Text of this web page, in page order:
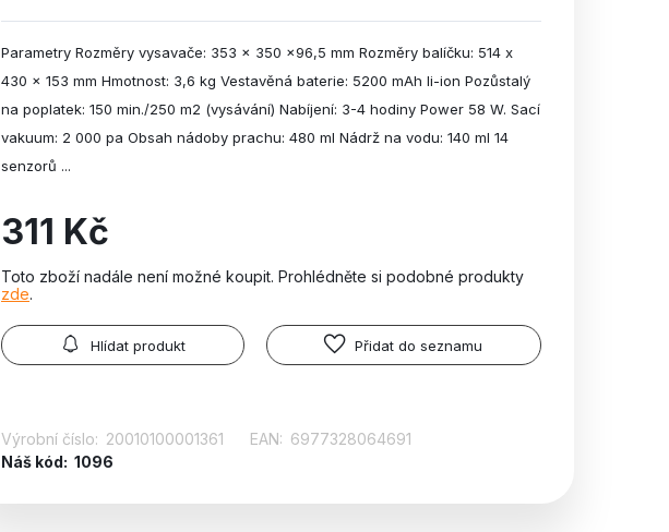
Parametry Rozměry vysavače: 353 x 350 x96,5 mm Rozměry balíčku: 514 x
430 x 153 mm Hmotnost: 3,6 kg Vestavěná baterie: 5200 mAh li-ion Pozůstalý
na poplatek: 150 min./250 m2 (vysávání) Nabíjení: 3-4 hodiny Power 58 W. Sací
vakuum: 2 000 pa Obsah nádoby prachu: 480 ml Nádrž na vodu: 140 ml 14
senzorů ...
311 Kč
Toto zboží nadále není možné koupit. Prohlédněte si podobné produkty
zde.
Hlídat produkt Přidat do seznamu
Výrobní číslo: 20010100001361 EAN: 6977328064691
Náš kód: 1096